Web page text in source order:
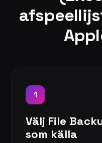
1
Välj File
som källa